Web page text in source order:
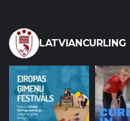
LATVIANCURLING